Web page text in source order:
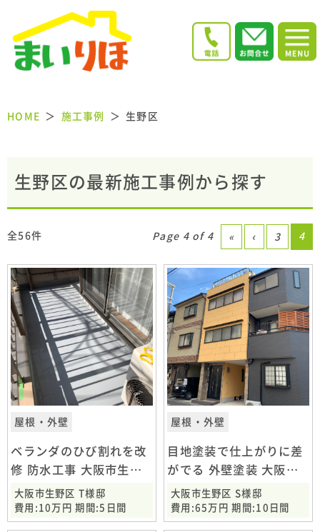
HOME 施工事例 生野区
生野区の最新施工事例から探す
全56件 Page 4 of 4 « ‹ 3 4
屋根・外壁
ベランダのひび割れを改
修 防水工事 大阪市生野
区
大阪市生野区 T様邸
費用:10万円 期間:5日間
屋根・外壁
目地塗装で仕上がりに差
がでる 外壁塗装 大阪市
生野区
大阪市生野区 S様邸
費用:65万円 期間:10日間